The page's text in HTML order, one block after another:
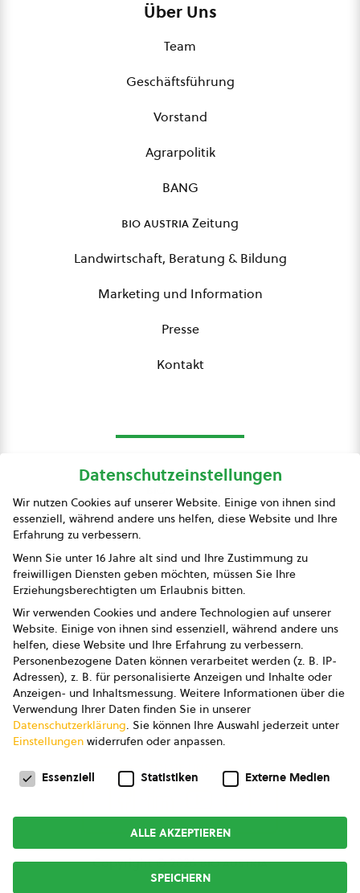
Über Uns
Team
Geschäftsführung
Vorstand
Agrarpolitik
BANG
bio austriaZeitung
Landwirtschaft, Beratung & Bildung
Marketing und Information
Presse
Kontakt
Presse
Impressum
Datenschutz
AGB
AGB Marketing GmbH
AGB Bildung
Newsletter
Copyright © 2026bio austria
Datenschutzeinstellungen
Wir nutzen Cookies auf unserer Website. Einige von ihnen sind
essenziell, während andere uns helfen, diese Website und Ihre
Erfahrung zu verbessern.
Wenn Sie unter 16 Jahre alt sind und Ihre Zustimmung zu
freiwilligen Diensten geben möchten, müssen Sie Ihre
Erziehungsberechtigten um Erlaubnis bitten.
Wir verwenden Cookies und andere Technologien auf unserer
Website. Einige von ihnen sind essenziell, während andere uns
helfen, diese Website und Ihre Erfahrung zu verbessern.
Personenbezogene Daten können verarbeitet werden (z. B. IP-
Adressen), z. B. für personalisierte Anzeigen und Inhalte oder
Anzeigen- und Inhaltsmessung. Weitere Informationen über die
Verwendung Ihrer Daten finden Sie in unserer
Datenschutzerklärung. Sie können Ihre Auswahl jederzeit unter
Einstellungen widerrufen oder anpassen.
Datenschutzeinstellungen
Essenziell Statistiken Externe Medien
ALLE AKZEPTIEREN
SPEICHERN